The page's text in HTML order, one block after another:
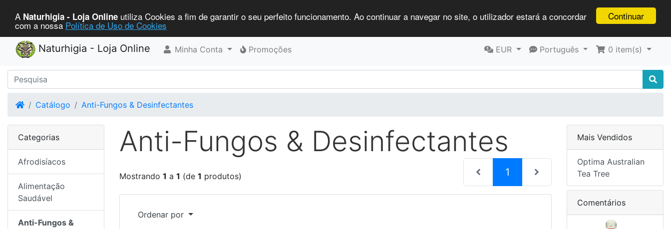
Continuar
A Naturhigia - Loja Online utiliza Cookies a fim de garantir o seu perfeito funcionamento. Ao continuar a navegar no site, o utilizador estará a concordar
com a nossa Política de Uso de Cookies
Naturhigia - Loja Online Minha Conta Promoções EUR Português 0 item(s)
HomeCatálogo Anti-Fungos & Desinfectantes
Anti-Fungos & Desinfectantes
Mostrando 1 a 1 (de 1 produtos) 1 (current)
Ordenar por
Categorias
Afrodisíacos
Alimentação
Saudável
Anti-Fungos &
Mais Vendidos
Optima Australian
Tea Tree
Comentários